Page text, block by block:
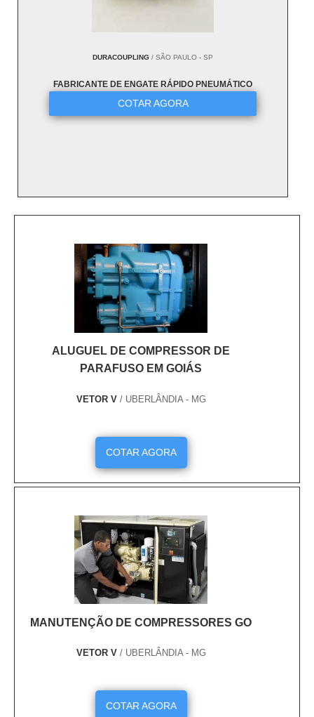
DURACOUPLING / SÃO PAULO - SP
FABRICANTE DE ENGATE RÁPIDO PNEUMÁTICO
COTAR AGORA
ALUGUEL DE COMPRESSOR DE
PARAFUSO EM GOIÁS
VETOR V / UBERLÂNDIA - MG
COTAR AGORA
MANUTENÇÃO DE COMPRESSORES GO
VETOR V / UBERLÂNDIA - MG
COTAR AGORA